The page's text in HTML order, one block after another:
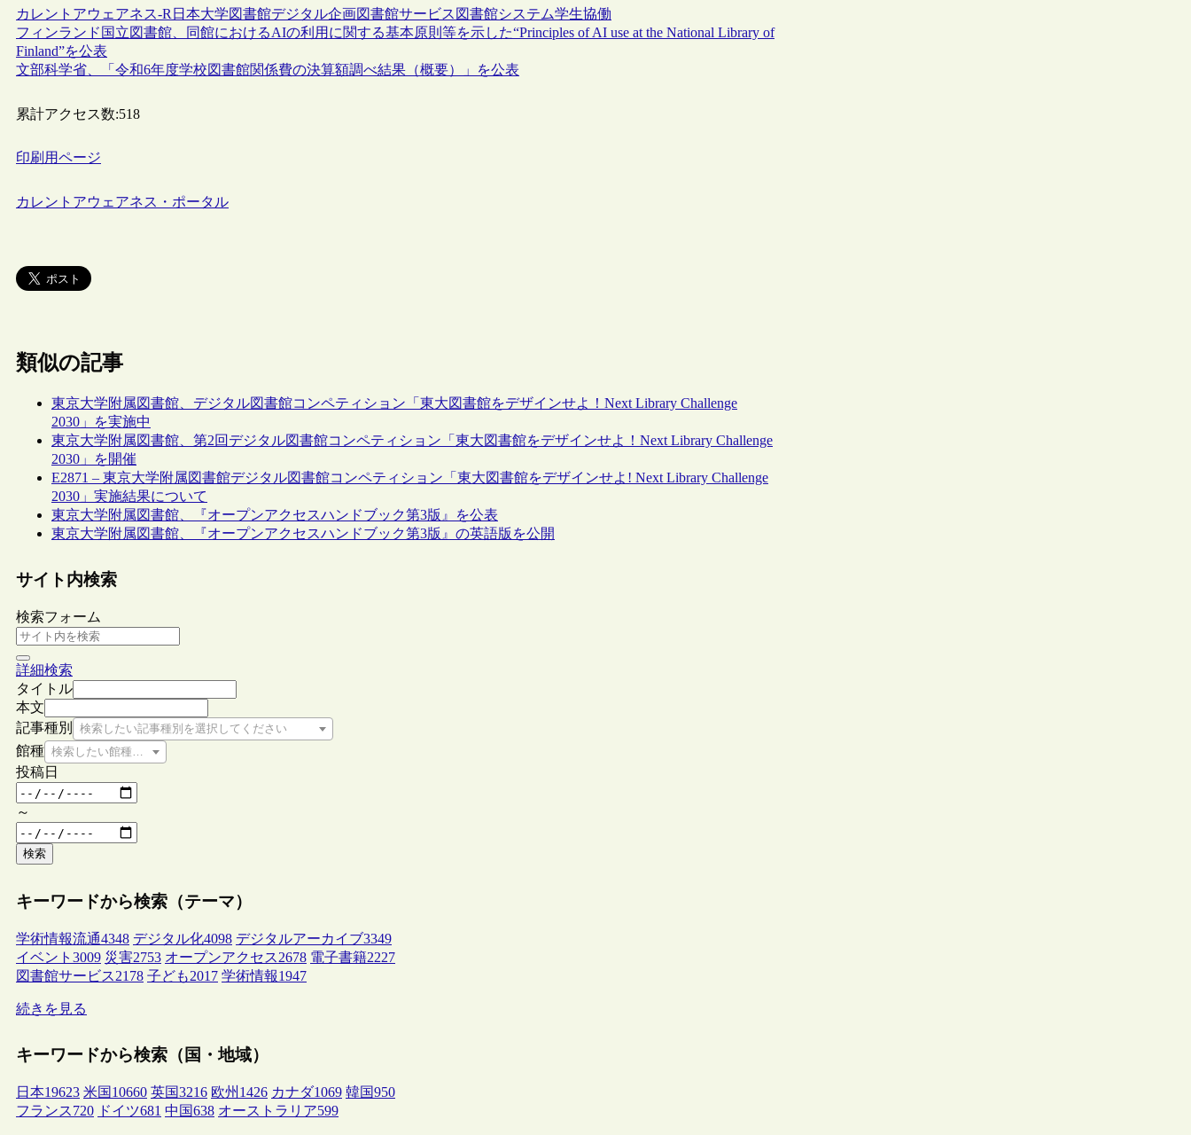
カレントアウェアネス-R 日本大学図書館デジタル企画図書館サービス 図書館システム学生協働
フィンランド国立図書館、同館におけるAIの利用に関する基本原則等を示した“Principles of AI use at the National Library of
Finland”を公表
文部科学省、「令和6年度学校図書館関係費の決算額調べ結果（概要）」を公表
累計アクセス数:518
印刷用ページ
カレントアウェアネス・ポータル
類似の記事
東京大学附属図書館、デジタル図書館コンペティション「東大図書館をデザインせよ！Next Library Challenge
2030」を実施中
東京大学附属図書館、第2回デジタル図書館コンペティション「東大図書館をデザインせよ！Next Library Challenge
2030」を開催
E2871 – 東京大学附属図書館デジタル図書館コンペティション「東大図書館をデザインせよ! Next Library Challenge
2030」実施結果について
東京大学附属図書館、『オープンアクセスハンドブック第3版』を公表
東京大学附属図書館、『オープンアクセスハンドブック第3版』の英語版を公開
サイト内検索
検索フォーム
詳細検索
タイトル
本文
記事種別
検索したい記事種別を選択してください
館種 検索したい館種を選択してください
投稿日
～
検索
キーワードから検索（テーマ）
学術情報流通4348 デジタル化4098 デジタルアーカイブ3349
イベント 3009 災害2753 オープンアクセス2678 電子書籍2227
図書館サービス2178 子ども2017 学術情報1947
続きを見る
キーワードから検索（国・地域）
日本19623 米国 10660 英国3216 欧州 1426 カナダ1069 韓国950
フランス720 ドイツ681 中国638 オーストラリア599